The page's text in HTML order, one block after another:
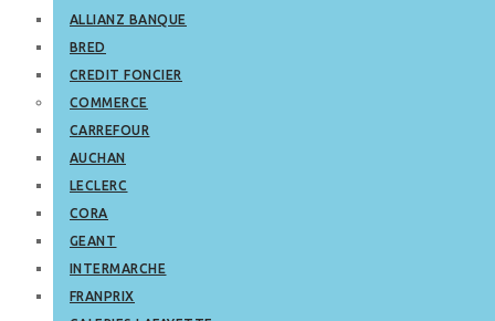
ALLIANZ BANQUE
BRED
CREDIT FONCIER
COMMERCE
CARREFOUR
AUCHAN
LECLERC
CORA
GEANT
INTERMARCHE
FRANPRIX